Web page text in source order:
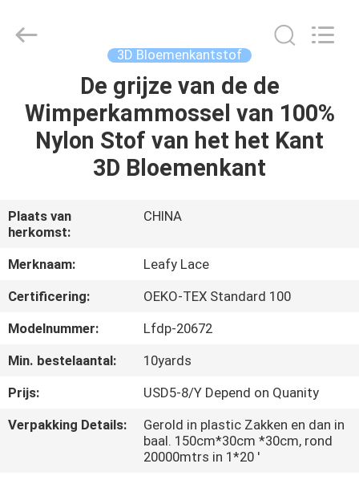
PRODUCTEN
ONS
FABRIEKSREIS
KWALITEITSCONTROLE
CONTACTEER
ONS
Ltd..
3D Bloemenkantstof
De grijze van de de
Wimperkammossel van 100%
Nylon Stof van het het Kant
3D Bloemenkant
Plaats van
herkomst:
CHINA
Merknaam:
Leafy Lace
Certificering:
OEKO-TEX Standard 100
Modelnummer:
Lfdp-20672
Min. bestelaantal:
10yards
Prijs:
USD5-8/Y Depend on Quanity
Verpakking Details:
Gerold in plastic Zakken en dan in
baal. 150cm*30cm *30cm, rond
20000mtrs in 1*20 '